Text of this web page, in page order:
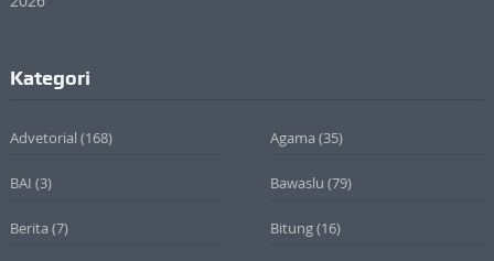
Kategori
Advetorial (168) Agama (35)
BAI (3) Bawaslu (79)
Berita (7) Bitung(16)